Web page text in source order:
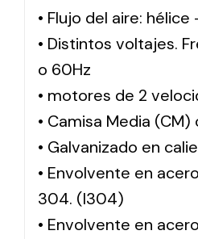
• Flujo del aire:
• Distintos voltajes.
o 60Hz
• motores de 2
• Camisa Media
• Galvanizado en
• Envolvente en
304. (I304)
• Envolvente en